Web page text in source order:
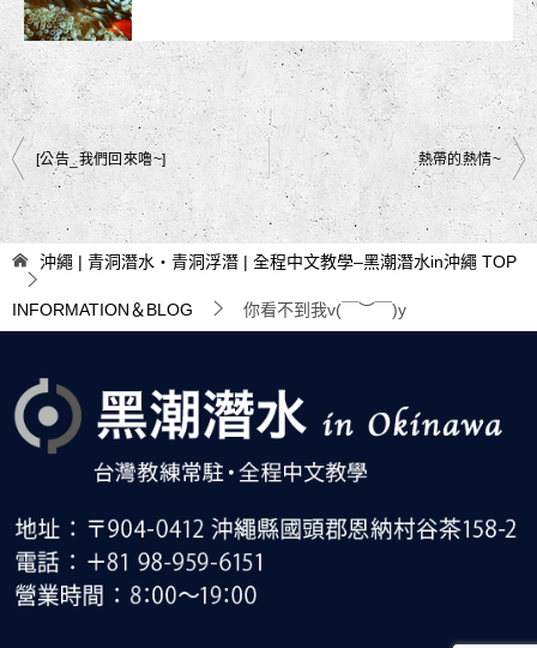
文
章
導
覽
[公告_我們回來嚕~] 熱帶的熱情~
沖繩 | 青洞潛水・青洞浮潛 | 全程中文教學–黑潮潛水in沖繩 TOP
INFORMATION＆BLOG 你看不到我v(￣︶￣)y